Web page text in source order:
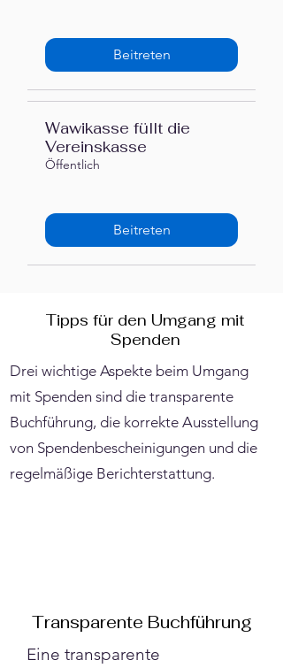
Beitreten
Wawikasse füllt die
Vereinskasse
Öffentlich
Beitreten
Tipps für den Umgang mit
Spenden
Drei wichtige Aspekte beim Umgang
mit Spenden sind die transparente
Buchführung, die korrekte Ausstellung
von Spendenbescheinigungen und die
regelmäßige Berichterstattung.
Transparente Buchführung
Eine transparente